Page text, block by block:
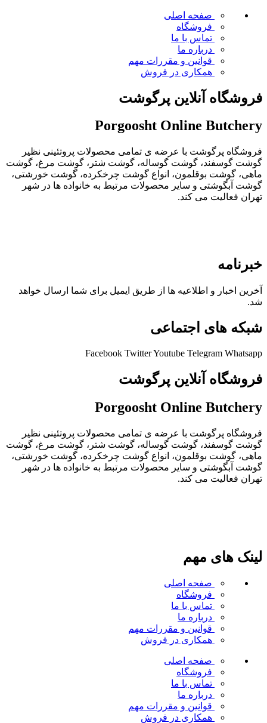
صفحه اصلی
فروشگاه
تماس با ما
درباره ما
قوانین و مقررات مهم
همکاری در فروش
فروشگاه آنلاین پرگوشت
Porgoosht Online Butchery
فروشگاه پرگوشت با عرضه ی تمامی محصولات پروتئینی نظیر
گوشت گوسفند، گوشت گوساله، گوشت شتر، گوشت مرغ، گوشت
ماهی، گوشت بوقلمون، انواع گوشت چرخکرده، گوشت خورشتی،
گوشت آبگوشتی و سایر محصولات مرتبط به خانواده ها در شهر
تهران فعالیت می کند.
خبرنامه
آخرین اخبار و اطلاعیه ها از طریق ایمیل برای شما ارسال خواهد
شد.
شبکه های اجتماعی
Facebook TwitterYoutube Telegram Whatsapp
فروشگاه آنلاین پرگوشت
Porgoosht Online Butchery
فروشگاه پرگوشت با عرضه ی تمامی محصولات پروتئینی نظیر
گوشت گوسفند، گوشت گوساله، گوشت شتر، گوشت مرغ، گوشت
ماهی، گوشت بوقلمون، انواع گوشت چرخکرده، گوشت خورشتی،
گوشت آبگوشتی و سایر محصولات مرتبط به خانواده ها در شهر
تهران فعالیت می کند.
لینک های مهم
صفحه اصلی
فروشگاه
تماس با ما
درباره ما
قوانین و مقررات مهم
همکاری در فروش
صفحه اصلی
فروشگاه
تماس با ما
درباره ما
قوانین و مقررات مهم
همکاری در فروش